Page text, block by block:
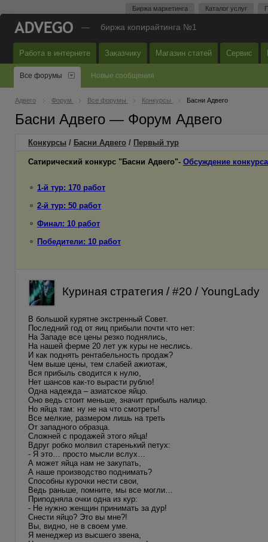
Биржа маркетинга Каталог услуг
— биржа копирайтинга №1
Работа в интернете Заказчику Магазин статей Сервис
Все форумы Новые сообщения
Адвего Форум Все форумы Конкурсы Басни Адвего
Басни Адвего — Форум Адвего
Конкурсы / Басни Адвего / Первый тур
Сатирический конкурс "Басни Адвего"- Обсуждение конкурса
1-й тур: 170 работ
2-й тур: 50 работ
Финал: 10 работ
Победители: 10 работ
Куриная стратегия / #20 / YoungLady
В большой курятне экстренный Совет.
Последний год от яиц прибыли почти что нет:
На Западе все цены резко поднялись,
На нашей ферме 20 лет уж куры не неслись.
И как поднять рентабельность продаж?
Чем выше цены, тем слабей ажиотаж,
Вся прибыль сводится к нулю,
Нет шансов как-то вырасти рублю!
Одна надежда – азиатское яйцо.
Оно ведь стоит меньше, значит прибыль налицо.
Но яйца там: ну не на что смотреть!
Все мелкие, размером лишь на треть
От западного образца.
Сложней с продажей этого яйца!
Вдруг робко молвил старенький петух:
- Я это… просто мысли вслух…
А может яйца нам не закупать,
А наше производство поднимать?
Способны курочки нести свои,
Ведь раньше, помните, мы все могли…
Приподняла очки одна из кур:
- Не нужно женщин принимать за дур!
Снести яйцо? Это вы мне?!
Вы, видно, не в своем уме.
Я менеджер из высшего звена,